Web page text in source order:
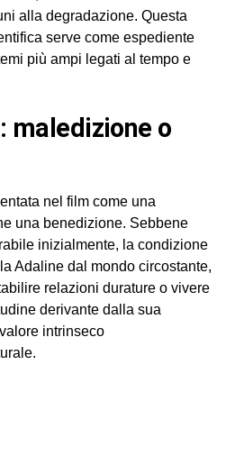
alla degradazione. Questa
serve come espediente
più ampi legati al tempo e
nel film come una
una benedizione. Sebbene
inizialmente, la condizione
Adaline dal mondo circostante,
relazioni durature o vivere
derivante dalla sua
intrinseco